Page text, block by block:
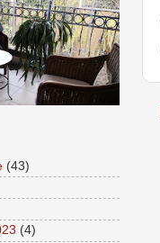
(43)
(4)